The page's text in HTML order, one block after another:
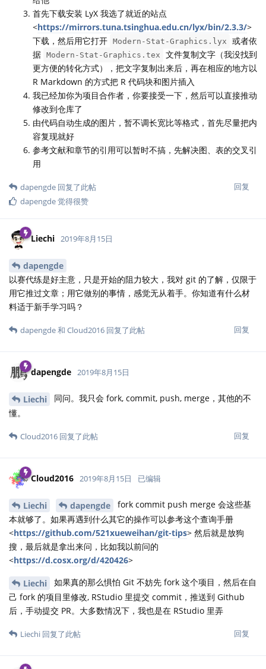
首先下载安装 LyX 我选了就近的站点
<https://mirrors.tuna.tsinghua.edu.cn/lyx/bin/2.3.3/>
下载，然后用它打开 Modern-Stat-Graphics.lyx
或者依
据 Modern-Stat-Graphics.tex
文件复制文字（我没找到
更方便的转化方式），把文字复制出来后，再在相应的地方以
R Markdown 的方式把 R 代码块和图片插入
我已经加你为项目合作者，你要接受一下，然后可以直接推动
修改到仓库了
由代码自动生成的图片，暂不调长宽比等格式，首先尽量把内
容复现就好
参考文献和章节的引用可以暂时不搞，先解决图、表的交叉引
用
回复
dapengde 回复了此帖
dapengde觉得很赞
Liechi 2019年8月15日
dapengde
以赛代练是好主意，只是开始的阻力较大，我对 git 的了解，仅限于
用它推过文章；用它做别的事情，感觉无从着手。你知道有什么材
料适于新手学习吗？
回复
dapengde和 Cloud2016 回复了此帖
dapengde 2019年8月15日
Liechi
同问。我只会 fork, commit, push, merge，其他的不
懂。
回复
Cloud2016 回复了此帖
Cloud2016 2019年8月15日 已编辑
Liechi dapengde
fork commit push merge 会这些基
本就够了。如果再遇到什么其它的操作可以参考这个查询手册
<https://github.com/521xueweihan/git-tips> 然后就是放狗
搜，最后就是拿出来问，比如我以前问的
<https://d.cosx.org/d/420426>
Liechi
如果真的那么惧怕 Git 不妨先 fork 这个项目，然后在自
己 fork 的项目里修改, RStudio 里提交 commit，推送到 Github
后，手动提交 PR。大多数情况下，我也是在 RStudio 里弄
回复
Liechi 回复了此帖